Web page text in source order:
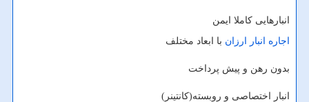
انبارهایی کاملا ایمن
اجاره انبار ارزان با ابعاد مختلف
بدون رهن و پیش پرداخت
انبار اختصاصی و روبسته(کانتینر)